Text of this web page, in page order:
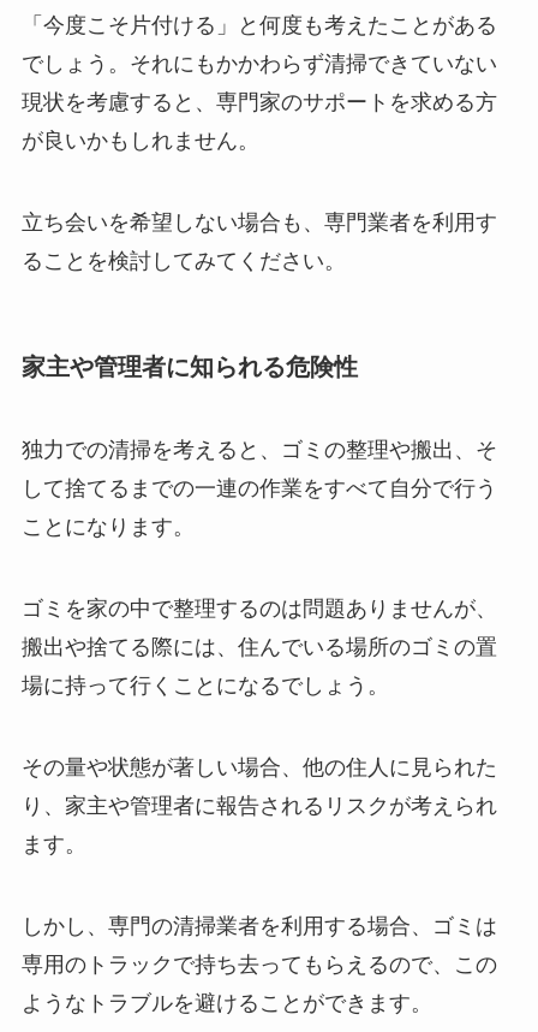
「今度こそ片付ける」と何度も考えたことがある
でしょう。それにもかかわらず清掃できていない
現状を考慮すると、専門家のサポートを求める方
が良いかもしれません。
立ち会いを希望しない場合も、専門業者を利用す
ることを検討してみてください。
家主や管理者に知られる危険性
独力での清掃を考えると、ゴミの整理や搬出、そ
して捨てるまでの一連の作業をすべて自分で行う
ことになります。
ゴミを家の中で整理するのは問題ありませんが、
搬出や捨てる際には、住んでいる場所のゴミの置
場に持って行くことになるでしょう。
その量や状態が著しい場合、他の住人に見られた
り、家主や管理者に報告されるリスクが考えられ
ます。
しかし、専門の清掃業者を利用する場合、ゴミは
専用のトラックで持ち去ってもらえるので、この
ようなトラブルを避けることができます。